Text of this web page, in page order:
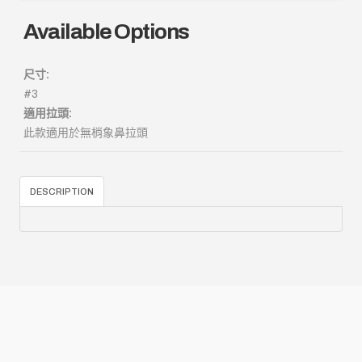
Available Options
尺寸:
#3
適用拉頭:
此款適用於無梢象鼻拉頭
DESCRIPTION